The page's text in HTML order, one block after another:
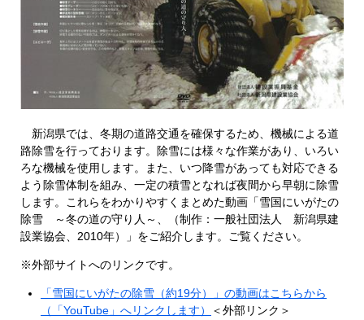
新潟県では、冬期の道路交通を確保するため、機械による道
路除雪を行っております。除雪には様々な作業があり、いろい
ろな機械を使用します。また、いつ降雪があっても対応できる
よう除雪体制を組み、一定の積雪となれば夜間から早朝に除雪
します。これらをわかりやすくまとめた動画「雪国にいがたの
除雪 ～冬の道の守り人～、（制作：一般社団法人 新潟県建
設業協会、2010年）」をご紹介します。ご覧ください。
※外部サイトへのリンクです。
「雪国にいがたの除雪（約19分）」の動画はこちらから
（「YouTube」へリンクします）
＜外部リンク＞